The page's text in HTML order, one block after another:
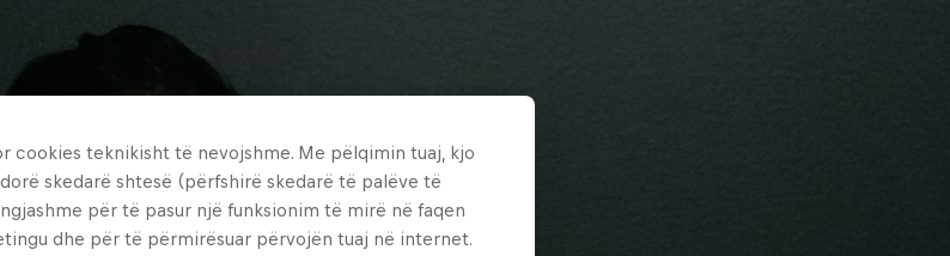
cookies teknikisht të nevojshme. Me pëlqimin tuaj, kjo
skedarë shtesë (përfshirë skedarë të palëve të
për të pasur një funksionim të mirë në faqen
dhe për të përmirësuar përvojën tuaj në internet.